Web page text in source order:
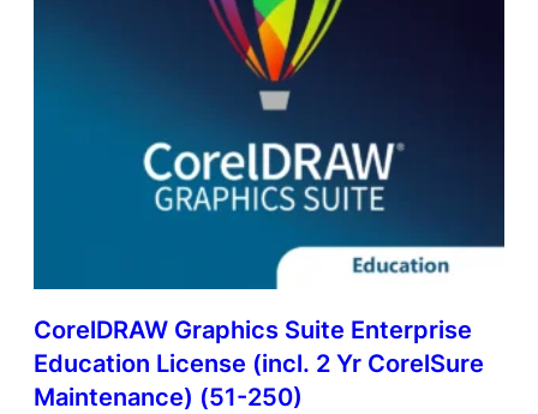
CorelDRAW Graphics Suite Enterprise
Education License (incl. 2 Yr CorelSure
Maintenance) (51-250)